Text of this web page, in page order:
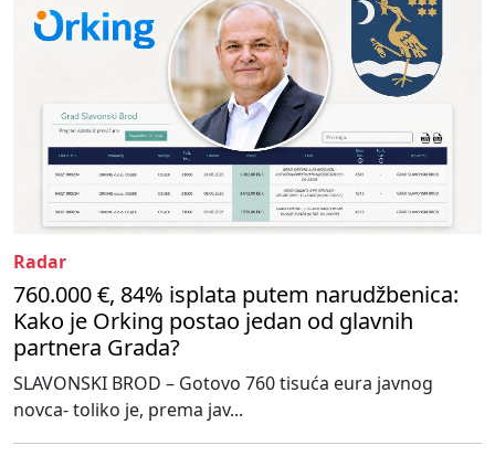
Radar
760.000 €, 84% isplata putem narudžbenica:
Kako je Orking postao jedan od glavnih
partnera Grada?
SLAVONSKI BROD – Gotovo 760 tisuća eura javnog
novca- toliko je, prema jav...